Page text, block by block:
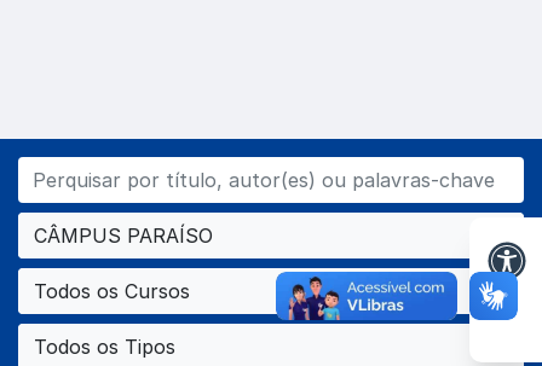
CÂMPUS PARAÍSO
Todos os Cursos
Todos os Tipos